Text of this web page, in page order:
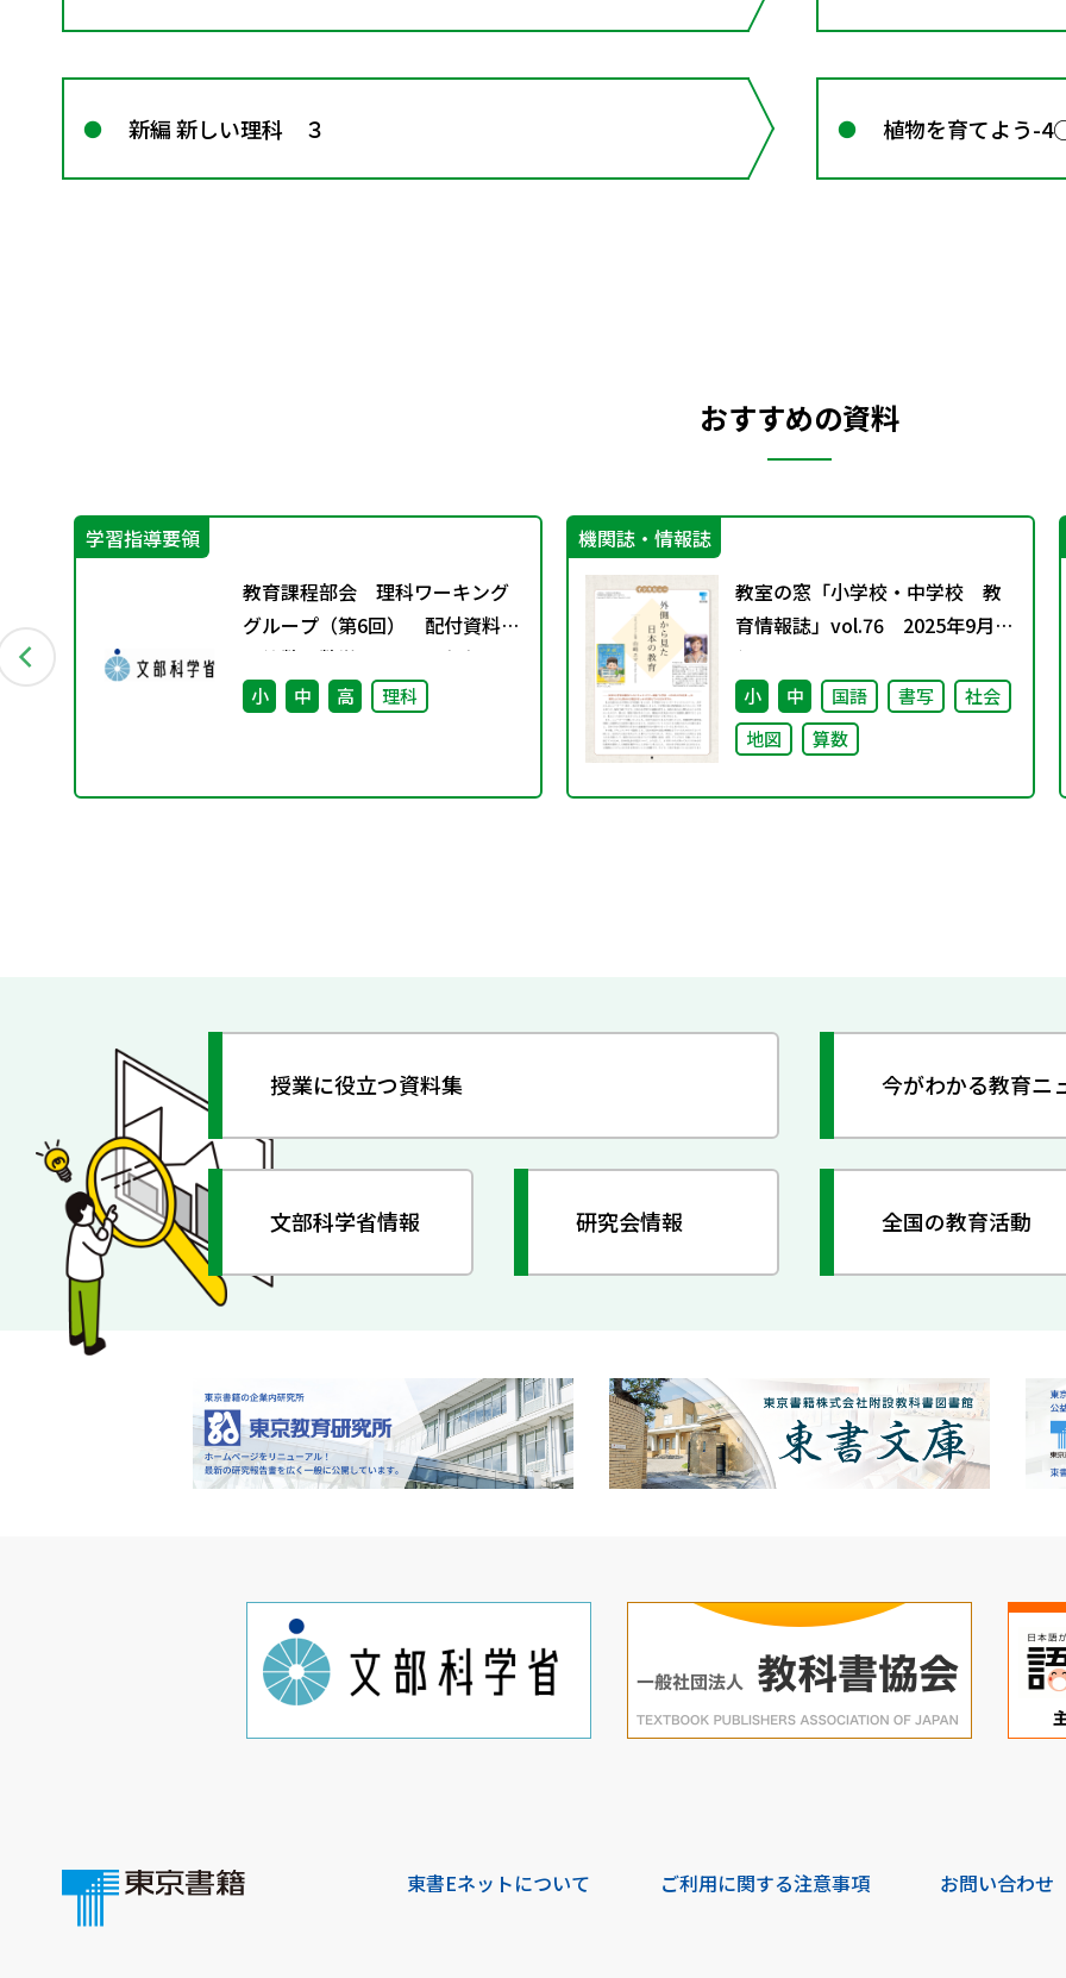
新編 新しい理科 ３ 植物を育てよう-
おすすめの資料
学習指導要領
教育課程部会 理科ワーキング
グループ（第6回） 配付資料
※算数・数学ワーキンググルー
プ（第7回）と合同開催
小 中 高 理科
機関誌・情報誌
教室の窓「小学校・中学校 教
育情報誌」vol.76 2025年9月発
行
小 中 国語 書写
社会
地図
算数
授業に役立つ資料集 今がわかる教育ニ
文部科学省情報 研究会情報 全国の教育活動
東書Eネットについて ご利用に関する注意事項 お問い合わせ